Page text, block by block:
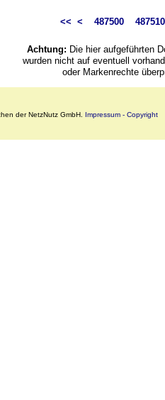
<< < 487500 487510
Achtung: Die hier aufgeführten
wurden nicht auf eventuell
oder Markenrechte
der NetzNutz GmbH. Impressum - Copyright